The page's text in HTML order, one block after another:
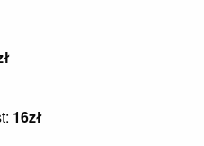
16zł